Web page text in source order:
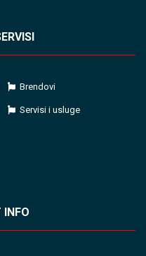
Brendovi
Servisi i usluge
INFO